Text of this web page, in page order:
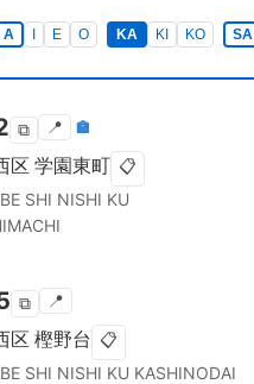
A E O KA KI KO SA
⧉ 📍 🏣
区 学園東町 📋
SHI NISHI KU
⧉ 📍
区 樫野台 📋
SHI NISHI KU KASHINODAI